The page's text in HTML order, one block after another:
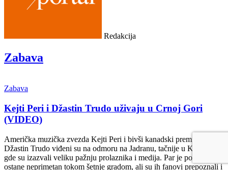
Redakcija
Zabava
Zabava
Kejti Peri i Džastin Trudo uživaju u Crnoj Gori
(VIDEO)
Američka muzička zvezda Kejti Peri i bivši kanadski premijer
Džastin Trudo viđeni su na odmoru na Jadranu, tačnije u Kotoru,
gde su izazvali veliku pažnju prolaznika i medija. Par je pokušao da
ostane neprimetan tokom šetnje gradom, ali su ih fanovi prepoznali i